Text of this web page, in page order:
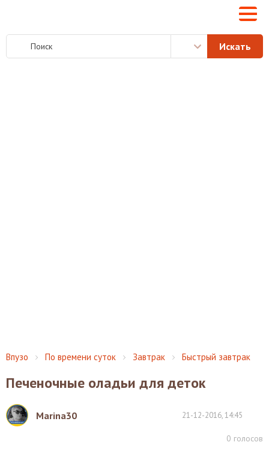
Впузо По времени суток Завтрак Быстрый завтрак
Печеночные оладьи для деток
Marina30 21-12-2016, 14:45
0 голосов